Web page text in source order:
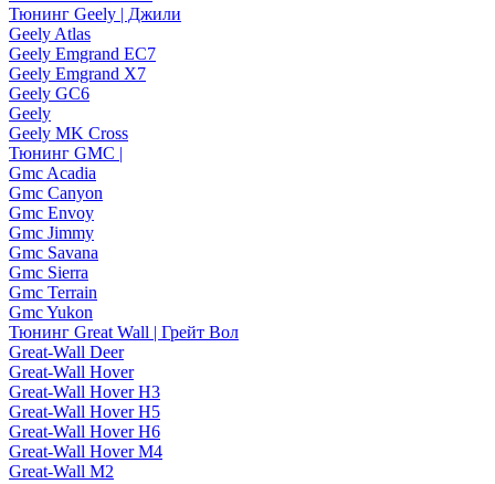
Тюнинг Geely | Джили
Geely Atlas
Geely Emgrand EC7
Geely Emgrand X7
Geely GC6
Geely
Geely MK Cross
Тюнинг GMC |
Gmc Acadia
Gmc Canyon
Gmc Envoy
Gmc Jimmy
Gmc Savana
Gmc Sierra
Gmc Terrain
Gmc Yukon
Тюнинг Great Wall | Грейт Вол
Great-Wall Deer
Great-Wall Hover
Great-Wall Hover H3
Great-Wall Hover H5
Great-Wall Hover H6
Great-Wall Hover M4
Great-Wall M2